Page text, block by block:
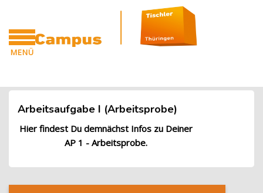
MENÜ
Zum Hauptinhalt
Blöcke
Blöcke
Arbeitsaufgabe I (Arbeitsprobe)
Hier findest Du demnächst Infos zu Deiner
AP 1 - Arbeitsprobe.
Blöcke
[Cocoon] Custom HTML überspringen